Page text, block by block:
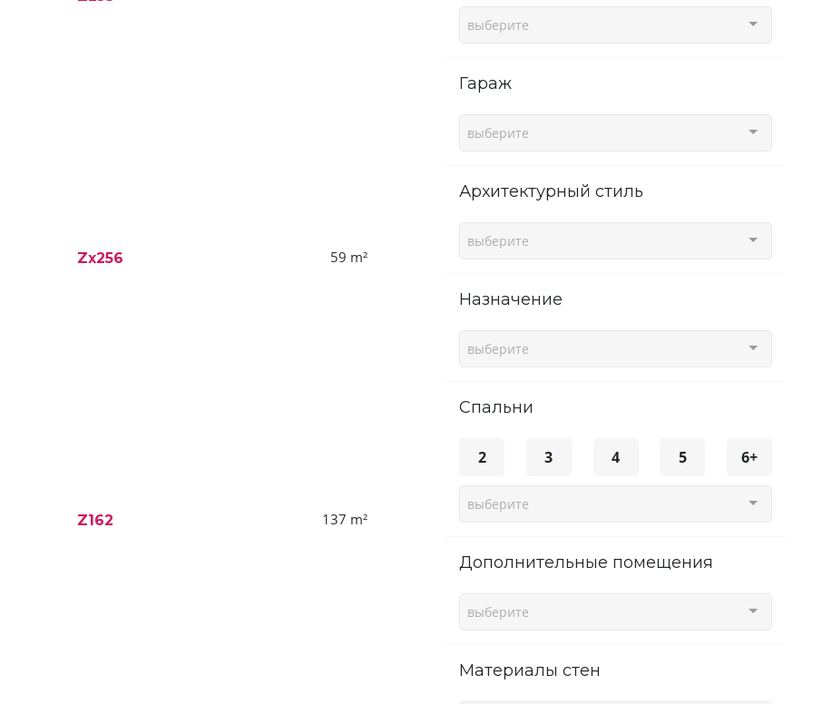
Zx256 59 m²
Z162 137 m²
выберите
гараж
выберите
Архитектурный стиль
выберите
Назначение
выберите
спальни
2 3 4 5 6+
выберите
Дополнительные помещения
выберите
Материалы стен